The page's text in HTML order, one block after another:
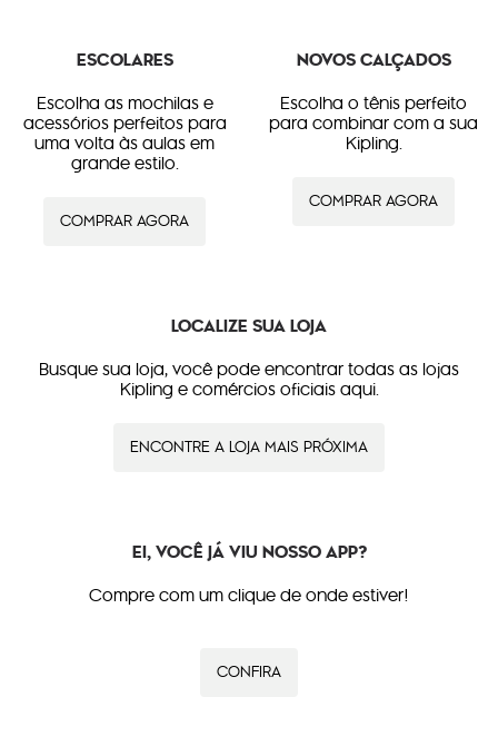
ESCOLARES
Escolha as mochilas e
acessórios perfeitos para
uma volta às aulas em
grande estilo.
COMPRAR AGORA
NOVOS CALÇADOS
Escolha o tênis perfeito
para combinar com a sua
Kipling.
COMPRAR AGORA
LOCALIZE SUA LOJA
Busque sua loja, você pode encontrar todas as lojas
Kipling e comércios oficiais aqui.
ENCONTRE A LOJA MAIS PRÓXIMA
EI, VOCÊ JÁ VIU NOSSO APP?
Compre com um clique de onde estiver!
CONFIRA